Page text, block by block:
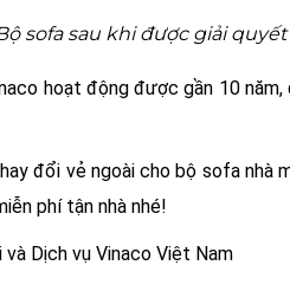
sofa sau khi được giải
hoạt động được gần 10
đổi vẻ ngoài cho bộ sofa nhà
phí tận nhà nhé!
Dịch vụ Vinaco Việt Nam